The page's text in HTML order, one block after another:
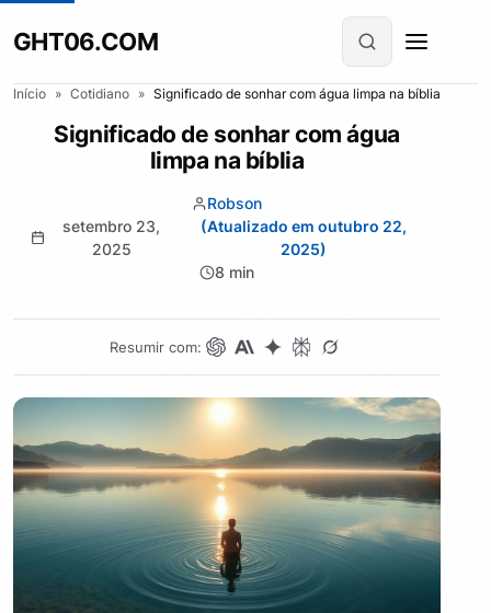
GHT06.COM
Início » Cotidiano » Significado de sonhar com água limpa na bíblia
Significado de sonhar com água
limpa na bíblia
Robson
setembro 23,
2025
(Atualizado em outubro 22,
2025)
8 min
Resumir com: